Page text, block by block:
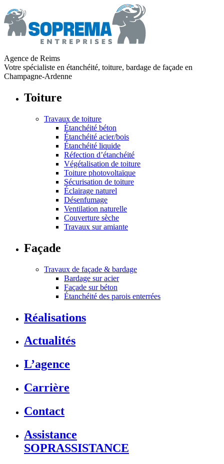
Agence de Reims
Votre spécialiste en étanchéité, toiture, bardage de façade en
Champagne-Ardenne
Toiture
Travaux de toiture
Étanchéité béton
Étanchéité acier/bois
Étanchéité liquide
Réfection d’étanchéité
Végétalisation de toiture
Toiture photovoltaïque
Sécurisation de toiture
Éclairage naturel
Désenfumage
Ventilation naturelle
Couverture sèche
Travaux sur amiante
Façade
Travaux de façade & bardage
Bardage sur acier
Façade sur béton
Étanchéité des parois enterrées
Réalisations
Actualités
L’agence
Carrière
Contact
Assistance
SOPRASSISTANCE